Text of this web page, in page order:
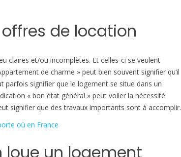
e
s
o
n
t
l
e
de location
claires et/ou incomplètes. Et celles-ci se veulent
de charme » peut bien souvent signifier qu’il
parfois signifier que le logement se situe dans un
« bon état général » peut voiler la nécessité
signifier que des travaux importants sont à accomplir.
où en France
loue un logement